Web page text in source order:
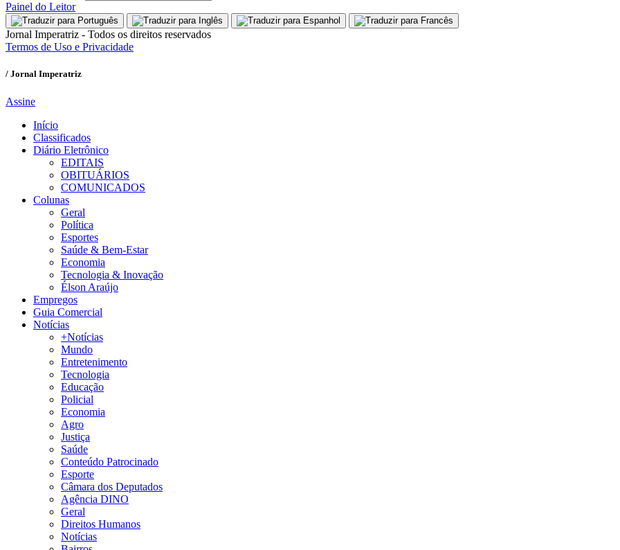
Painel do Leitor
Jornal Imperatriz - Todos os direitos reservados
Termos de Uso e Privacidade
/ Jornal Imperatriz
Assine
Início
Classificados
Diário Eletrônico
EDITAIS
OBITUÁRIOS
COMUNICADOS
Colunas
Geral
Política
Esportes
Saúde & Bem-Estar
Economia
Tecnologia & Inovação
Élson Araújo
Empregos
Guia Comercial
Notícias
+Notícias
Mundo
Entretenimento
Tecnologia
Educação
Policial
Economia
Agro
Justiça
Saúde
Conteúdo Patrocinado
Esporte
Câmara dos Deputados
Agência DINO
Geral
Direitos Humanos
Notícias